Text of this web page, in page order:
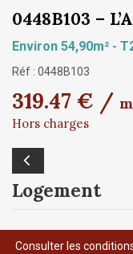
0448B103 –
Environ 54,90m² -
Réf : 0448B103
319.47 € /
Hors charges
Logement
Consulter les